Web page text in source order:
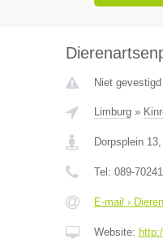
Niet
Limburg»
Dorpsplein 13,
Tel: 089-
E-mail ›
Website: